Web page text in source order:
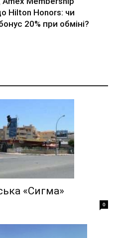
Hilton Honors: чи
20% при обміні?
«Сигма»
0